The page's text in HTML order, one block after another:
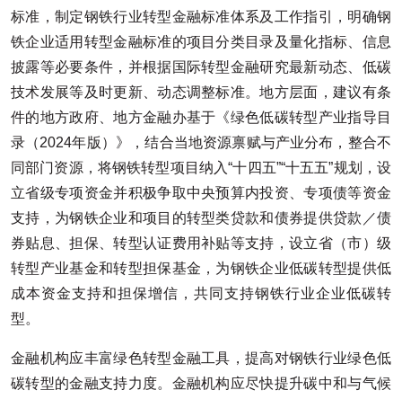
标准，制定钢铁行业转型金融标准体系及工作指引，明确钢
铁企业适用转型金融标准的项目分类目录及量化指标、信息
披露等必要条件，并根据国际转型金融研究最新动态、低碳
技术发展等及时更新、动态调整标准。地方层面，建议有条
件的地方政府、地方金融办基于《绿色低碳转型产业指导目
录（2024年版）》，结合当地资源禀赋与产业分布，整合不
同部门资源，将钢铁转型项目纳入“十四五”“十五五”规划，设
立省级专项资金并积极争取中央预算内投资、专项债等资金
支持，为钢铁企业和项目的转型类贷款和债券提供贷款／债
券贴息、担保、转型认证费用补贴等支持，设立省（市）级
转型产业基金和转型担保基金，为钢铁企业低碳转型提供低
成本资金支持和担保增信，共同支持钢铁行业企业低碳转
型。
金融机构应丰富绿色转型金融工具，提高对钢铁行业绿色低
碳转型的金融支持力度。金融机构应尽快提升碳中和与气候